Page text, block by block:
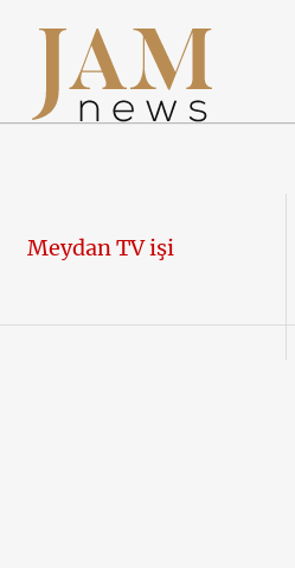
Meydan TV işi